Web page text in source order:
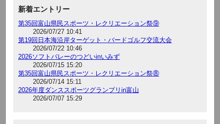
新着エントリー
第35回富山県民スポーツ・レクリエーション祭⑨
2026/07/27 10:41
第19回日本海沿岸ターゲット・バードゴルフ交流大会
2026/07/22 10:46
2026ソフトバレーのつどいinいみず
2026/07/15 15:20
第35回富山県民スポーツ・レクリエーション祭⑧
2026/07/14 15:11
2026年度ダンススポーツグランプリin富山
2026/07/07 15:29